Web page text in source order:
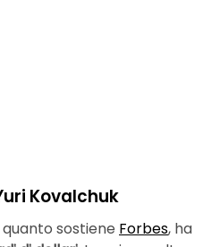
Kovalchuk
sostiene Forbes, ha